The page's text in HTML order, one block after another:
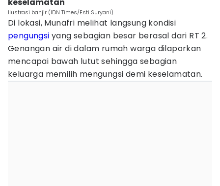
Ilustrasi banjir (IDN Times/Esti Suryani)
Di lokasi, Munafri melihat langsung kondisi
pengungsi yang sebagian besar berasal dari RT 2.
Genangan air di dalam rumah warga dilaporkan
mencapai bawah lutut sehingga sebagian
keluarga memilih mengungsi demi keselamatan.